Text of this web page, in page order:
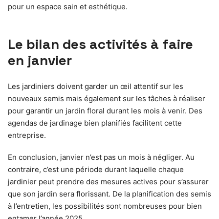
pour un espace sain et esthétique.
Le bilan des activités à faire
en janvier
Les jardiniers doivent garder un œil attentif sur les
nouveaux semis mais également sur les tâches à réaliser
pour garantir un jardin floral durant les mois à venir. Des
agendas de jardinage bien planifiés facilitent cette
entreprise.
En conclusion, janvier n’est pas un mois à négliger. Au
contraire, c’est une période durant laquelle chaque
jardinier peut prendre des mesures actives pour s’assurer
que son jardin sera florissant. De la planification des semis
à l’entretien, les possibilités sont nombreuses pour bien